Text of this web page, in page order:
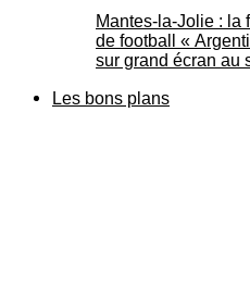
Mantes-la-Jolie : la
de football «
sur grand écran au
Les bons plans